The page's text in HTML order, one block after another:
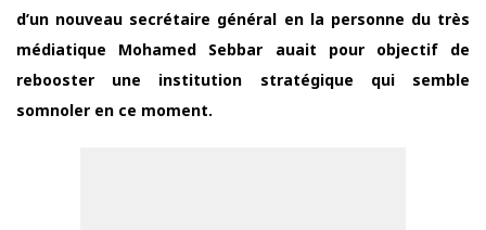
d’un nouveau secrétaire général en la personne du très
médiatique Mohamed Sebbar auait pour objectif de
rebooster une institution stratégique qui semble
somnoler en ce moment.